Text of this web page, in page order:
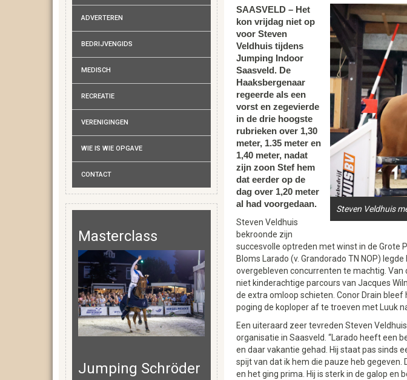
ADVERTEREN
BEDRIJVENGIDS
MEDISCH
RECREATIE
VERENIGINGEN
WIE IS WIE OPGAVE
CONTACT
Masterclass
Jumping Schröder
Steven Veldhuis
SAASVELD – Het
kon vrijdag niet op
voor Steven
Veldhuis tijdens
Jumping Indoor
Saasveld. De
Haaksbergenaar
regeerde als een
vorst en zegevierde
in de drie hoogste
rubrieken over 1,30
meter, 1.35 meter en
1,40 meter, nadat
zijn zoon Stef hem
dat eerder op de
dag over 1,20 meter
al had voorgedaan.
Steven Veldhuis
bekroonde zijn
succesvolle optreden met winst in de Grote
Bloms Larado (v. Grandorado TN NOP)
overgebleven concurrenten te machtig.
niet kinderachtige parcours van Jacques
de extra omloop schieten. Conor Drain
poging de koploper af te troeven met Luuk
Een uiteraard zeer tevreden Steven
organisatie in Saasveld. “Larado heeft een
en daar vakantie gehad. Hij staat pas sinds
spijt van dat ik hem die pauze heb
en het ging prima. Hij is sterk in de galop en